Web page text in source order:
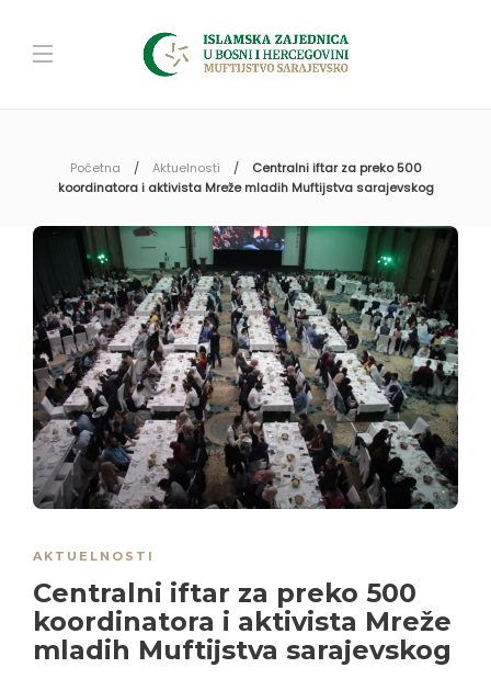
Početna Aktuelnosti
Centralni iftar za preko 500
koordinatora i aktivista Mreže mladih Muftijstva sarajevskog
AKTUELNOSTI
Centralni iftar za preko 500
koordinatora i aktivista Mreže
mladih Muftijstva sarajevskog